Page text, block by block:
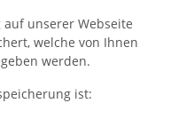
unserer Webseite
welche von Ihnen
werden.
ist: